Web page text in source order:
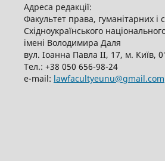
Адреса редакції:
Факультет права, гуманітарних і
Східноукраїнського
імені Володимира Даля
вул. Іоанна Павла ІІ, 17, м. Київ,
Тел.: +38 050 656-98-24
е-mail: lawfacultyeunu@gmail.com